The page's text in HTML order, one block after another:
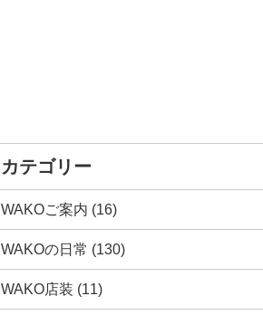
カテゴリー
WAKOご案内 (16)
WAKOの日常 (130)
WAKO店装 (11)